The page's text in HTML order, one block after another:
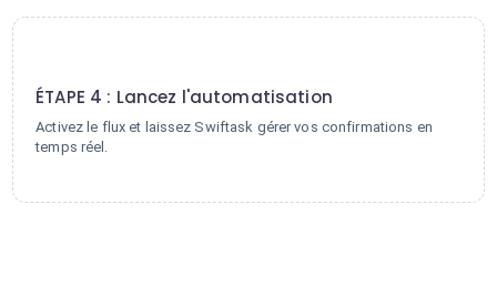
ÉTAPE 4 : Lancez l'automatisation
Activez le flux et laissez Swiftask gérer vos confirmations en
temps réel.